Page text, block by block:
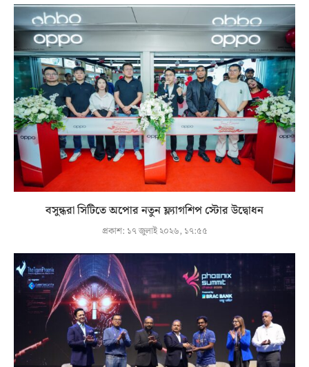
বসুন্ধরা সিটিতে অপোর নতুন ফ্ল্যাগশিপ স্টোর উদ্বোধন
প্রকাশ: ১৭ জুলাই ২০২৬, ১৭:৫৫